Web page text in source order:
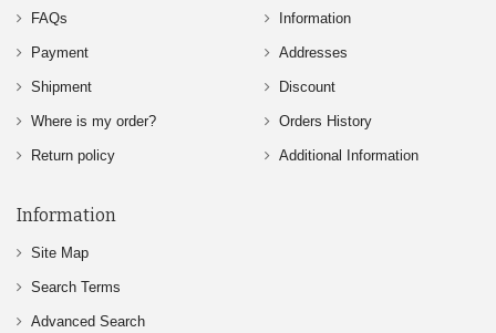
FAQs
Payment
Shipment
Where is my order?
Return policy
Information
Addresses
Discount
Orders History
Additional Information
Information
Site Map
Search Terms
Advanced Search